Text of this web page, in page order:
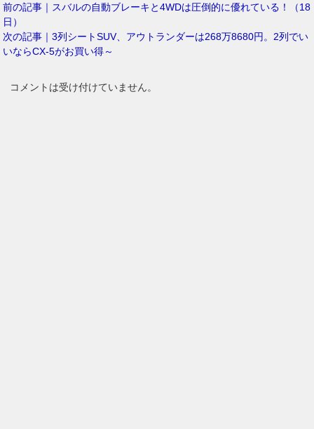
前の記事｜スバルの自動ブレーキと4WDは圧倒的に優れている！（18
日）
次の記事｜3列シートSUV、アウトランダーは268万8680円。2列でい
いならCX-5がお買い得～
コメントは受け付けていません。